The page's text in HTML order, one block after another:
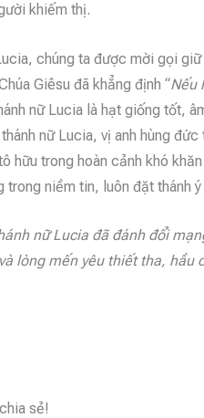
khiếm thị.
chúng ta được mời gọi
Giêsu đã khẳng định “Nếu
nữ Lucia là hạt giống tốt,
nữ Lucia, vị anh hùng
hữu trong hoàn cảnh khó
trong niềm tin, luôn đặt thánh
nữ Lucia đã đánh đổi
lòng mến yêu thiết tha,
sẻ!